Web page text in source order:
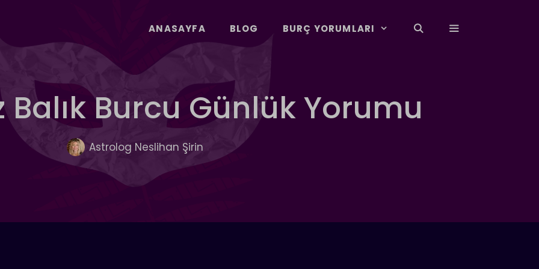
ANASAYFA BLOG BURÇ YORUMLARI
Burcu Günlük Yorumu
Astrolog Neslihan Şirin